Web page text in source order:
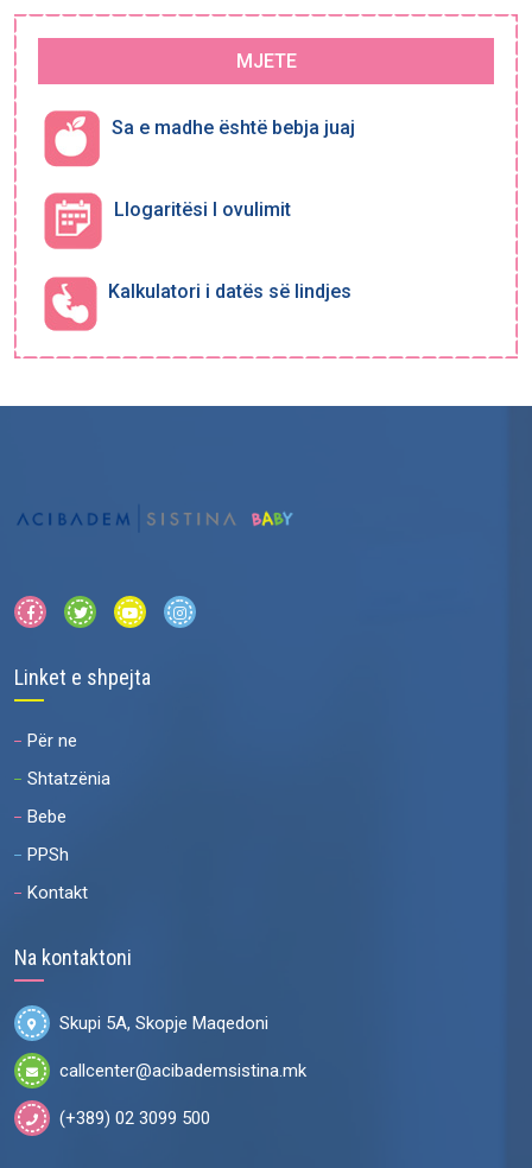
MJETE
Sa e madhe është bebja juaj
Llogaritësi I ovulimit
Kalkulatori i datës së lindjes
Linket e shpejta
Për ne
Shtatzënia
Bebe
PPSh
Kontakt
Na kontaktoni
Skupi 5A, Skopje Maqedoni
callcenter@acibademsistina.mk
(+389) 02 3099 500